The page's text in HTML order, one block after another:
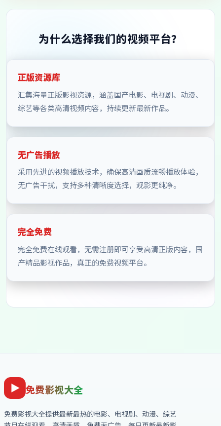
为什么选择我们的视频平台？
正版资源库
汇集海量正版影视资源，涵盖国产电影、电视剧、动漫、
综艺等各类高清视频内容，持续更新最新作品。
无广告播放
采用先进的视频播放技术，确保高清画质流畅播放体验，
无广告干扰，支持多种清晰度选择，观影更纯净。
完全免费
完全免费在线观看，无需注册即可享受高清正版内容，国
产精品影视作品，真正的免费视频平台。
免费影视大全
免费影视大全提供最新最热的电影、电视剧、动漫、综艺